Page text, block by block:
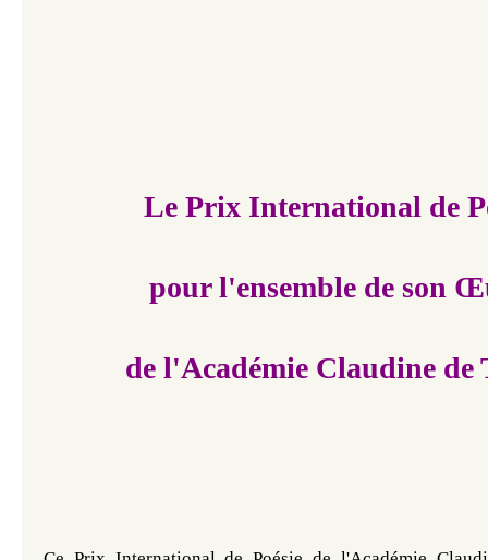
Le Prix International de
pour l'ensemble de son
de l'Académie Claudine de